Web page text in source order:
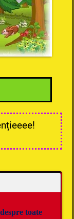
toate